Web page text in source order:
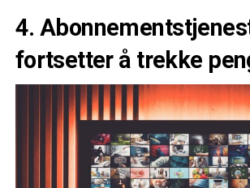
4.
fortsetter å trekke